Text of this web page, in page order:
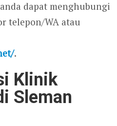
dapat menghubungi
telepon/WA atau
.
Klinik
Sleman